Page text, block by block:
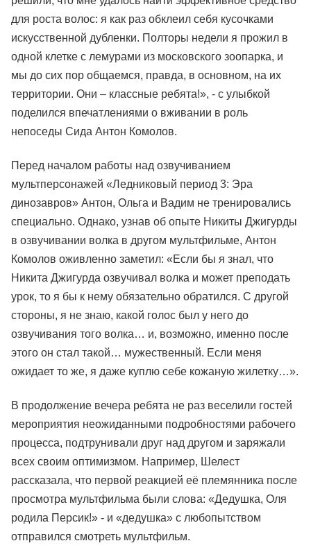
для роста волос: я как раз обклеил себя кусочками
искусственной дубленки. Полторы недели я прожил в
одной клетке с лемурами из московского зоопарка, и
мы до сих пор общаемся, правда, в основном, на их
территории. Они – классные ребята!», - с улыбкой
поделился впечатлениями о вживании в роль
непоседы Сида Антон Комолов.
Перед началом работы над озвучиванием
мультперсонажей «Ледниковый период 3: Эра
динозавров» Антон, Ольга и Вадим не тренировались
специально. Однако, узнав об опыте Никиты Джигурды
в озвучивании волка в другом мультфильме, Антон
Комолов оживленно заметил: «Если бы я знал, что
Никита Джигурда озвучивал волка и может преподать
урок, то я бы к нему обязательно обратился. С другой
стороны, я не знаю, какой голос был у него до
озвучивания того волка… и, возможно, именно после
этого он стал такой… мужественный. Если меня
ожидает то же, я даже куплю себе кожаную жилетку…».
В продолжение вечера ребята не раз веселили гостей
мероприятия неожиданными подробностями рабочего
процесса, подтрунивали друг над другом и заряжали
всех своим оптимизмом. Например, Шелест
рассказала, что первой реакцией её племянника после
просмотра мультфильма были слова: «Дедушка, Оля
родила Персик!» - и «дедушка» с любопытством
отправился смотреть мультфильм.